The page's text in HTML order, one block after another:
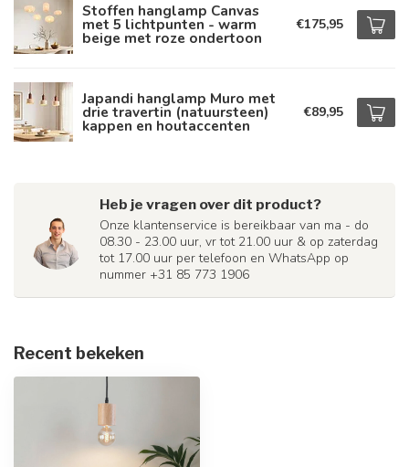
Stoffen hanglamp Canvas
met 5 lichtpunten - warm
beige met roze ondertoon
€175,95
Japandi hanglamp Muro met
drie travertin (natuursteen)
kappen en houtaccenten
€89,95
Heb je vragen over dit product?
Onze klantenservice is bereikbaar van ma - do
08.30 - 23.00 uur, vr tot 21.00 uur & op zaterdag
tot 17.00 uur per telefoon en WhatsApp op
nummer +31 85 773 1906
Recent bekeken